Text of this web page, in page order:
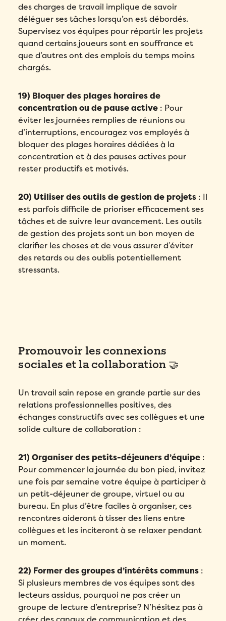
des charges de travail implique de savoir
déléguer ses tâches lorsqu’on est débordés.
Supervisez vos équipes pour répartir les projets
quand certains joueurs sont en souffrance et
que d’autres ont des emplois du temps moins
chargés.
19) Bloquer des plages horaires de
concentration ou de pause active : Pour
éviter les journées remplies de réunions ou
d’interruptions, encouragez vos employés à
bloquer des plages horaires dédiées à la
concentration et à des pauses actives pour
rester productifs et motivés.
20) Utiliser des outils de gestion de projets : Il
est parfois difficile de prioriser efficacement ses
tâches et de suivre leur avancement. Les outils
de gestion des projets sont un bon moyen de
clarifier les choses et de vous assurer d’éviter
des retards ou des oublis potentiellement
stressants.
Promouvoir les connexions
sociales et la collaboration 🤝
Un travail sain repose en grande partie sur des
relations professionnelles positives, des
échanges constructifs avec ses collègues et une
solide culture de collaboration :
21) Organiser des petits-déjeuners d’équipe :
Pour commencer la journée du bon pied, invitez
une fois par semaine votre équipe à participer à
un petit-déjeuner de groupe, virtuel ou au
bureau. En plus d’être faciles à organiser, ces
rencontres aideront à tisser des liens entre
collègues et les inciteront à se relaxer pendant
un moment.
22) Former des groupes d’intérêts communs :
Si plusieurs membres de vos équipes sont des
lecteurs assidus, pourquoi ne pas créer un
groupe de lecture d’entreprise? N’hésitez pas à
Veuillez saisir un nombre supérieur ou
égal à0
Dans quelle langue voulez-vous la démonstration?
J’accepte laPolitique de
confidentialité de Folks.
Envoyer
Compagnie *
Veuillez saisir un nombre supérieur ou
égal à0.
Comment avez-vous entendu parler de Folks? *
Envoyer
Compagnie
Veuillez saisir un nombre supérieur ou
égal à0.
Comment avez-vous entendu parler de Folks? *
J’accepte laPolitique de
confidentialitéde Folks.
Envoyer